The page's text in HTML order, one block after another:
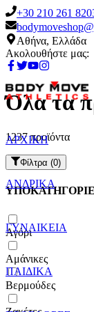
+30 210 261
Αθήνα, Ελλάδα
Ακολουθήστε μας:
ΑΡΧΙΚΗ
ΑΝΔΡΙΚΑ
ΓΥΝΑΙΚΕΙΑ
ΠΑΙΔΙΚΑ
Όλα τα
1237 προϊόντα
Φίλτρα (0)
Αγόρι
Αμάνικες
Βερμούδες